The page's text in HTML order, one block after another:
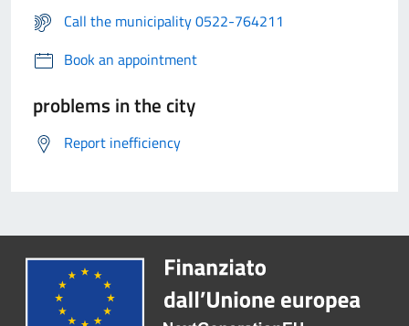
Call the municipality 0522-764211
Book an appointment
problems in the city
Report inefficiency